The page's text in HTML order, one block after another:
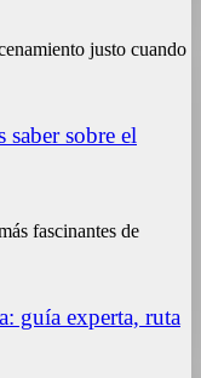
justo cuando
sobre el
fascinantes de
guía experta, ruta